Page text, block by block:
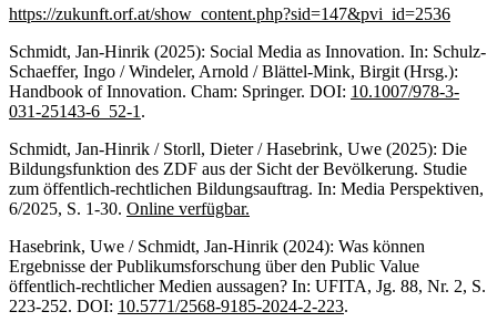
https://zukunft.orf.at/show_content.php?sid=147&pvi_id=2536
Schmidt, Jan-Hinrik (2025): Social Media as Innovation. In: Schulz-
Schaeffer, Ingo / Windeler, Arnold / Blättel-Mink, Birgit (Hrsg.):
Handbook of Innovation. Cham: Springer. DOI: 10.1007/978-3-
031-25143-6_52-1 .
Schmidt, Jan-Hinrik / Storll, Dieter / Hasebrink, Uwe (2025): Die
Bildungsfunktion des ZDF aus der Sicht der Bevölkerung. Studie
zum öffentlich-rechtlichen Bildungsauftrag. In: Media Perspektiven,
6/2025, S. 1-30. Online verfügbar.
Hasebrink, Uwe / Schmidt, Jan-Hinrik (2024): Was können
Ergebnisse der Publikumsforschung über den Public Value
öffentlich-rechtlicher Medien aussagen? In: UFITA, Jg. 88, Nr. 2, S.
223-252. DOI: 10.5771/2568-9185-2024-2-223.